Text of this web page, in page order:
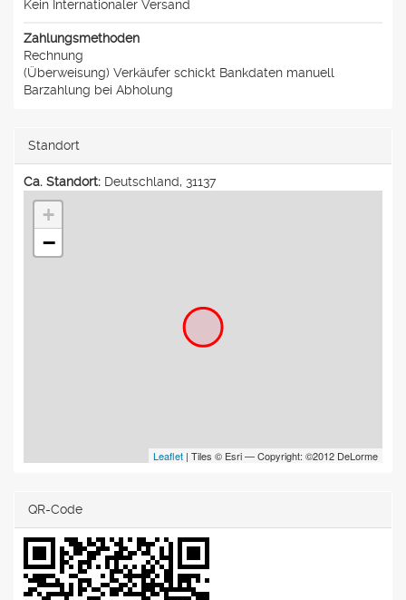
Kein Internationaler Versand
Zahlungsmethoden
Rechnung
(Überweisung) Verkäufer schickt Bankdaten manuell
Barzahlung bei Abholung
Standort
Ca. Standort: Deutschland, 31137
+
−
Leaflet | Tiles © Esri — Copyright: ©2012 DeLorme
QR-Code